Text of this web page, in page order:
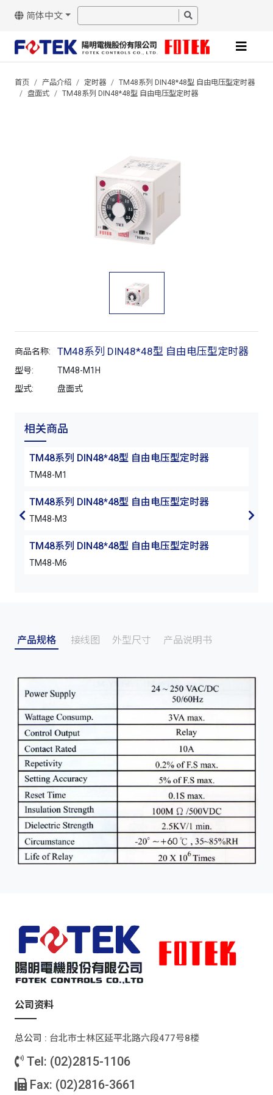
简体中文
首页 产品介绍 定时器
TM48系列 DIN48*48型 自由电压型定时器
盘面式
TM48系列 DIN48*48型 自由电压型定时器
商品名称: TM48系列 DIN48*48型 自由电压型定时器
型号:
TM48-M1H
型式:
盘面式
相关商品
TM48系列 DIN48*48型 自由电压型定时器
TM48-M1
TM48系列 DIN48*48型 自由电压型定时器
TM48-M3
TM48系列 DIN48*48型 自由电压型定时器
TM48-M6
产品规格 接线图 外型尺寸 产品说明书
公司资料
总公司 : 台北巿士林区延平北路六段477号8楼
Tel: (02)2815-1106
Fax: (02)2816-3661